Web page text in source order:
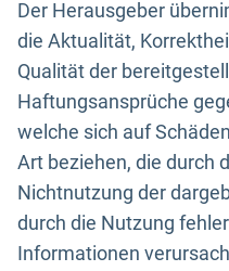
Der Herausgeber
die Aktualität,
Qualität der
Haftungsansprüche
welche sich auf
Art beziehen, die durch
Nichtnutzung der
durch die Nutzung
Informationen